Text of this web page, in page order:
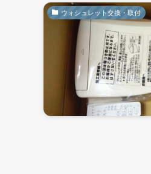
ウォシュレット交換・取付